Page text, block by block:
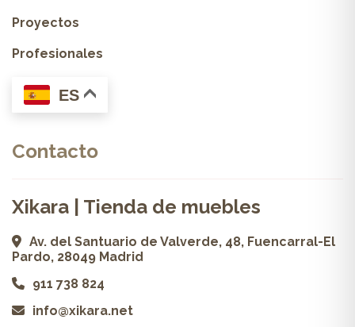
Proyectos
Profesionales
ES
Contacto
Xikara | Tienda de muebles
Av. del Santuario de Valverde, 48, Fuencarral-El
Pardo, 28049 Madrid
911 738 824
info@xikara.net